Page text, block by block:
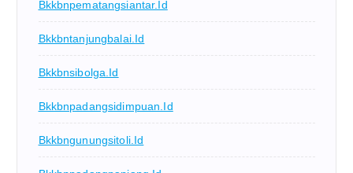
Bkkbnpematangsiantar.id
Bkkbntanjungbalai.id
Bkkbnsibolga.id
Bkkbnpadangsidimpuan.id
Bkkbngunungsitoli.id